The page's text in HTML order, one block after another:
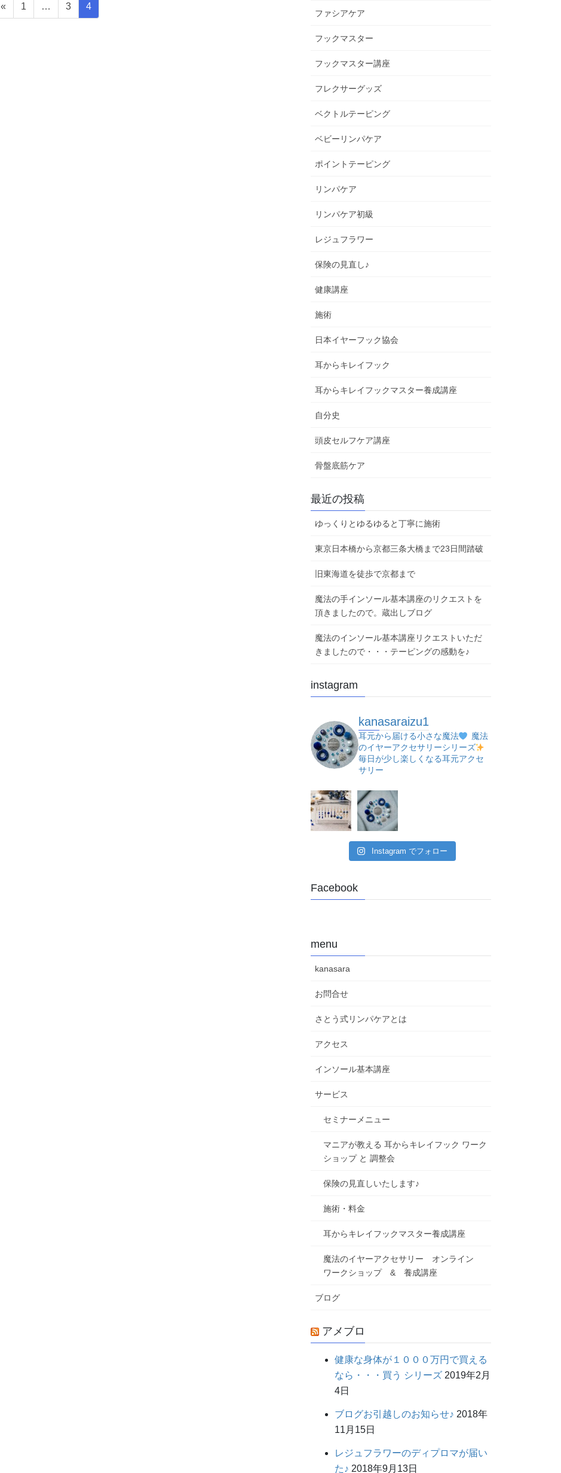
«
固
定
1 …
固
定
3
固
定
4
ファシアケア
フックマスター
フックマスター講座
フレクサーグッズ
ベクトルテーピング
ベビーリンパケア
ポイントテーピング
リンパケア
リンパケア初級
レジュフラワー
保険の見直し♪
健康講座
施術
日本イヤーフック協会
耳からキレイフック
耳からキレイフックマスター養成講座
自分史
頭皮セルフケア講座
骨盤底筋ケア
最近の投稿
ゆっくりとゆるゆると丁寧に施術
東京日本橋から京都三条大橋まで23日間踏破
旧東海道を徒歩で京都まで
魔法の手インソール基本講座のリクエストを
頂きましたので。蔵出しブログ
魔法のインソール基本講座リクエストいただ
きましたので・・・テーピングの感動を♪
instagram
kanasaraizu1
耳元から届ける小さな魔法
魔法
のイヤーアクセサリーシリーズ
毎日が少し楽しくなる耳元アクセ
サリー
Instagram でフォロー
Facebook
menu
kanasara
お問合せ
さとう式リンパケアとは
アクセス
インソール基本講座
サービス
セミナーメニュー
マニアが教える 耳からキレイフック ワーク
ショップ と 調整会
保険の見直しいたします♪
施術・料金
耳からキレイフックマスター養成講座
魔法のイヤーアクセサリー オンライン
ワークショップ & 養成講座
ブログ
アメブロ
健康な身体が１０００万円で買える
なら・・・買う シリーズ 2019年2月
4日
ブログお引越しのお知らせ♪ 2018年
11月15日
レジュフラワーのディプロマが届い
た♪ 2018年9月13日